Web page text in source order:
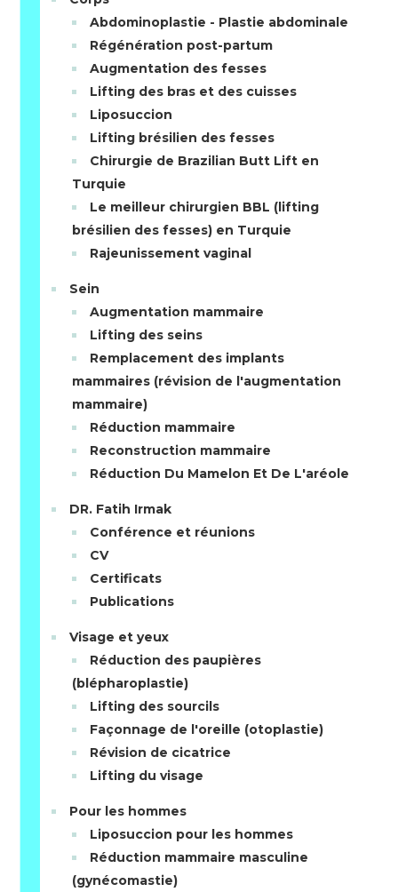
Abdominoplastie - Plastie abdominale
Régénération post-partum
Augmentation des fesses
Lifting des bras et des cuisses
Liposuccion
Lifting brésilien des fesses
Chirurgie de Brazilian Butt Lift en
Turquie
Le meilleur chirurgien BBL (lifting
brésilien des fesses) en Turquie
Rajeunissement vaginal
Sein
Augmentation mammaire
Lifting des seins
Remplacement des implants
mammaires (révision de l'augmentation
mammaire)
Réduction mammaire
Reconstruction mammaire
Réduction Du Mamelon Et De L'aréole
DR. Fatih Irmak
Conférence et réunions
CV
Certificats
Publications
Visage et yeux
Réduction des paupières
(blépharoplastie)
Lifting des sourcils
Façonnage de l'oreille (otoplastie)
Révision de cicatrice
Lifting du visage
Pour les hommes
Liposuccion pour les hommes
Réduction mammaire masculine
(gynécomastie)